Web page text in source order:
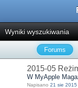
Wyniki wyszukiwania
Forums
2015-05
W MyApple
Napisano 21 sie 2015